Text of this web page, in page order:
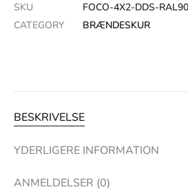
SKU
FOCO-4X2-DDS-
CATEGORY
BRÆNDESKUR
BESKRIVELSE
YDERLIGERE INFORMATION
ANMELDELSER (0)